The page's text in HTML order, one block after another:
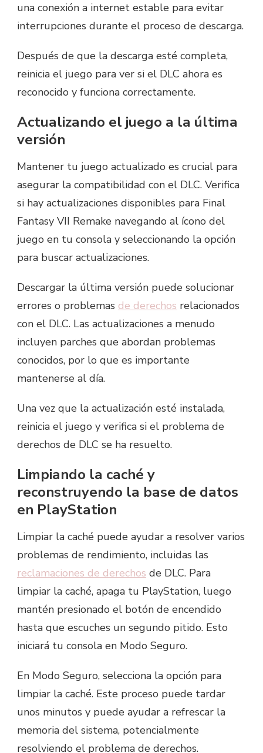
una conexión a internet estable para evitar
interrupciones durante el proceso de descarga.
Después de que la descarga esté completa,
reinicia el juego para ver si el DLC ahora es
reconocido y funciona correctamente.
Actualizando el juego a la última
versión
Mantener tu juego actualizado es crucial para
asegurar la compatibilidad con el DLC. Verifica
si hay actualizaciones disponibles para Final
Fantasy VII Remake navegando al ícono del
juego en tu consola y seleccionando la opción
para buscar actualizaciones.
Descargar la última versión puede solucionar
errores o problemas de derechos relacionados
con el DLC. Las actualizaciones a menudo
incluyen parches que abordan problemas
conocidos, por lo que es importante
mantenerse al día.
Una vez que la actualización esté instalada,
reinicia el juego y verifica si el problema de
derechos de DLC se ha resuelto.
Limpiando la caché y
reconstruyendo la base de datos
en PlayStation
Limpiar la caché puede ayudar a resolver varios
problemas de rendimiento, incluidas las
reclamaciones de derechos de DLC. Para
limpiar la caché, apaga tu PlayStation, luego
mantén presionado el botón de encendido
hasta que escuches un segundo pitido. Esto
iniciará tu consola en Modo Seguro.
En Modo Seguro, selecciona la opción para
limpiar la caché. Este proceso puede tardar
unos minutos y puede ayudar a refrescar la
memoria del sistema, potencialmente
resolviendo el problema de derechos.